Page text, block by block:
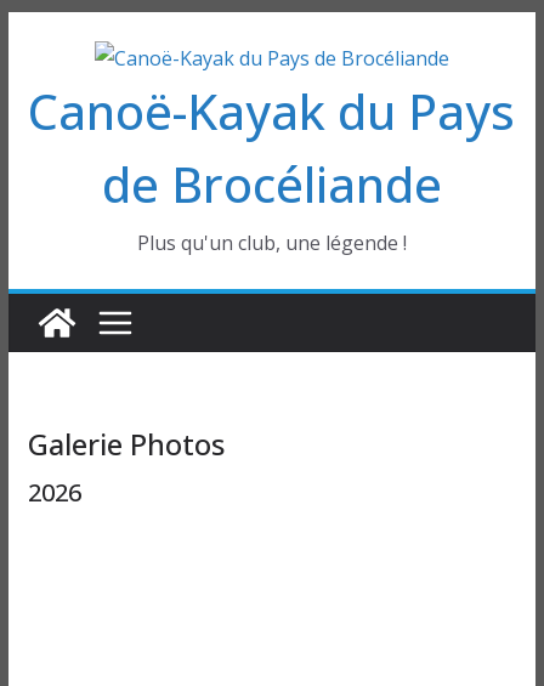
contenu
Canoë-Kayak du Pays
de Brocéliande
Plus qu'un club, une légende !
Galerie Photos
2026